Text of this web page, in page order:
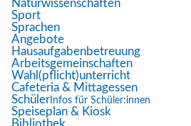
Naturwissenschaften
Sport
Sprachen
Angebote
Hausaufgabenbetreuung
Arbeitsgemeinschaften
Wahl(pflicht)unterricht
Cafeteria & Mittagessen
Schüler Infos für Schüler:innen
Speiseplan & Kiosk
Bibliothek